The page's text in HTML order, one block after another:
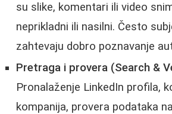
su slike, komentari ili video
neprikladni ili nasilni. Često
zahtevaju dobro poznavanje
Pretraga i provera (Search &
Pronalaženje LinkedIn profila,
kompanija, provera podataka